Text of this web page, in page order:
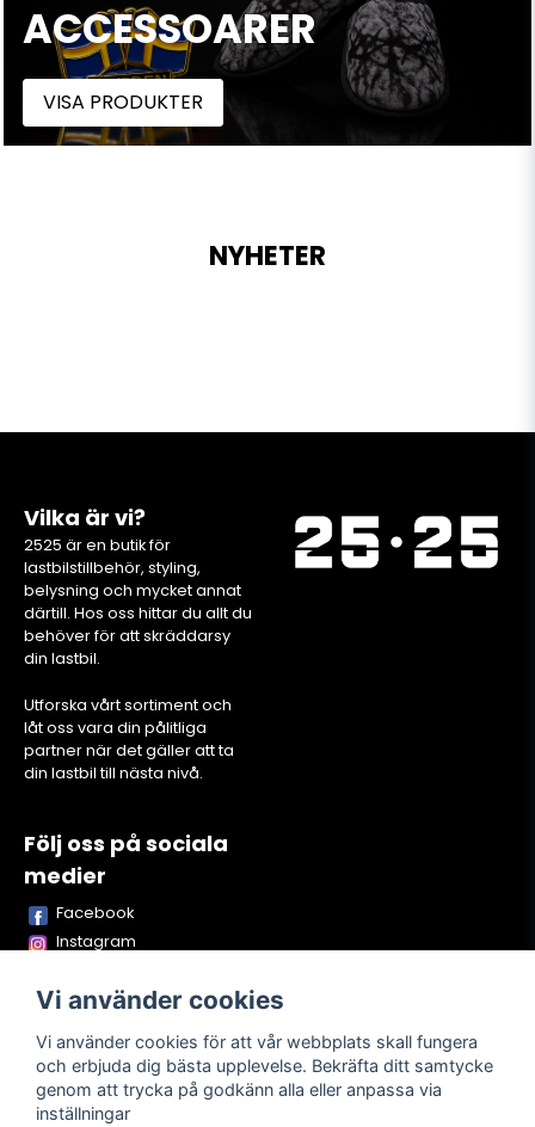
ACCESSOARER
VISA PRODUKTER
NYHETER
Vilka är vi?
2525 är en butik för
lastbilstillbehör, styling,
belysning och mycket annat
därtill. Hos oss hittar du allt du
behöver för att skräddarsy
din lastbil.
Utforska vårt sortiment och
låt oss vara din pålitliga
partner när det gäller att ta
din lastbil till nästa nivå.
Följ oss på sociala
medier
Facebook
Instagram
TikTok
Vi använder cookies
Vi använder cookies för att vår webbplats skall fungera
och erbjuda dig bästa upplevelse. Bekräfta ditt samtycke
genom att trycka på godkänn alla eller anpassa via
inställningar